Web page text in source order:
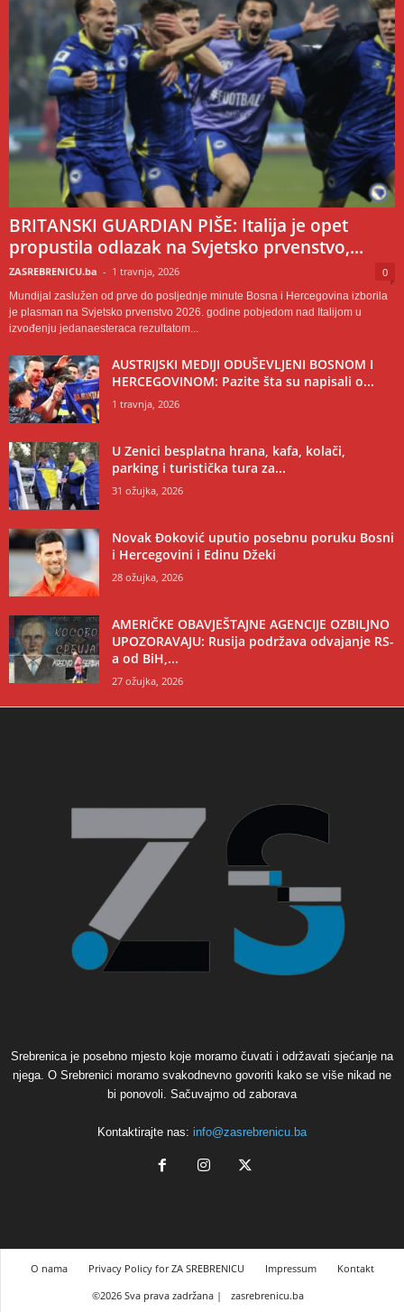
BRITANSKI GUARDIAN PIŠE: Italija je opet
propustila odlazak na Svjetsko prvenstvo,...
ZASREBRENICU.ba - 1 travnja, 2026 0
Mundijal zaslužen od prve do posljednje minute Bosna i Hercegovina izborila
je plasman na Svjetsko prvenstvo 2026. godine pobjedom nad Italijom u
izvođenju jedanaesteraca rezultatom...
AUSTRIJSKI MEDIJI ODUŠEVLJENI BOSNOM I
HERCEGOVINOM: Pazite šta su napisali o...
1 travnja, 2026
U Zenici besplatna hrana, kafa, kolači,
parking i turistička tura za...
31 ožujka, 2026
Novak Đoković uputio posebnu poruku Bosni
i Hercegovini i Edinu Džeki
28 ožujka, 2026
AMERIČKE OBAVJEŠTAJNE AGENCIJE OZBILJNO
UPOZORAVAJU: Rusija podržava odvajanje RS-
a od BiH,...
27 ožujka, 2026
Srebrenica je posebno mjesto koje moramo čuvati i održavati sjećanje na
njega. O Srebrenici moramo svakodnevno govoriti kako se više nikad ne
bi ponovoli. Sačuvajmo od zaborava
Kontaktirajte nas: info@zasrebrenicu.ba
O nama Privacy Policy for ZA SREBRENICU Impressum
Kontakt
©2026 Sva prava zadržana |
zasrebrenicu.ba